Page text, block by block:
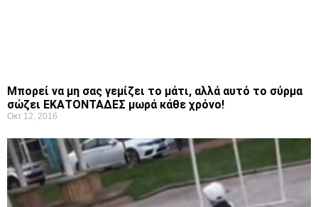
Μπορεί να μη σας γεμίζει το μάτι, αλλά αυτό το σύρμα
σώζει ΕΚΑΤΟΝΤΑΔΕΣ μωρά κάθε χρόνο!
Οκτ 12, 2016